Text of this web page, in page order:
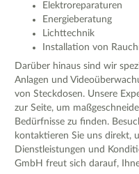
Elektroreparaturen
Energieberatung
Lichttechnik
Installation von
Darüber hinaus sind wir
Anlagen und
von Steckdosen. Unsere
zur Seite, um
Bedürfnisse zu finden.
kontaktieren Sie uns direkt,
Dienstleistungen und
GmbH freut sich darauf,